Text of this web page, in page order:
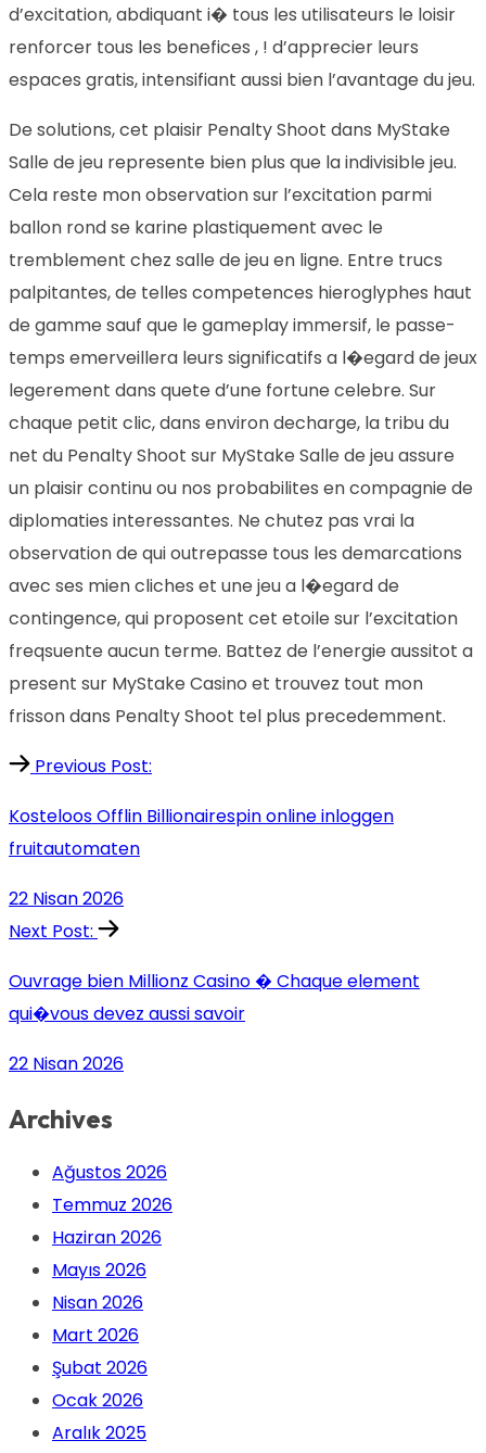
d’excitation, abdiquant i� tous les utilisateurs le loisir
renforcer tous les benefices , ! d’apprecier leurs
espaces gratis, intensifiant aussi bien l’avantage du jeu.
De solutions, cet plaisir Penalty Shoot dans MyStake
Salle de jeu represente bien plus que la indivisible jeu.
Cela reste mon observation sur l’excitation parmi
ballon rond se karine plastiquement avec le
tremblement chez salle de jeu en ligne. Entre trucs
palpitantes, de telles competences hieroglyphes haut
de gamme sauf que le gameplay immersif, le passe-
temps emerveillera leurs significatifs a l�egard de jeux
legerement dans quete d’une fortune celebre. Sur
chaque petit clic, dans environ decharge, la tribu du
net du Penalty Shoot sur MyStake Salle de jeu assure
un plaisir continu ou nos probabilites en compagnie de
diplomaties interessantes. Ne chutez pas vrai la
observation de qui outrepasse tous les demarcations
avec ses mien cliches et une jeu a l�egard de
contingence, qui proposent cet etoile sur l’excitation
freqsuente aucun terme. Battez de l’energie aussitot a
present sur MyStake Casino et trouvez tout mon
frisson dans Penalty Shoot tel plus precedemment.
Previous Post:
Kosteloos Offlin Billionairespin online inloggen
fruitautomaten
22 Nisan 2026
Next Post:
Ouvrage bien Millionz Casino � Chaque element
qui�vous devez aussi savoir
22 Nisan 2026
Archives
Ağustos 2026
Temmuz 2026
Haziran 2026
Mayıs 2026
Nisan 2026
Mart 2026
Şubat 2026
Ocak 2026
Aralık 2025